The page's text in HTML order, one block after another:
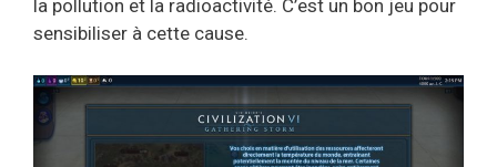
la pollution et la radioactivité. C’est un bon jeu pour
sensibiliser à cette cause.